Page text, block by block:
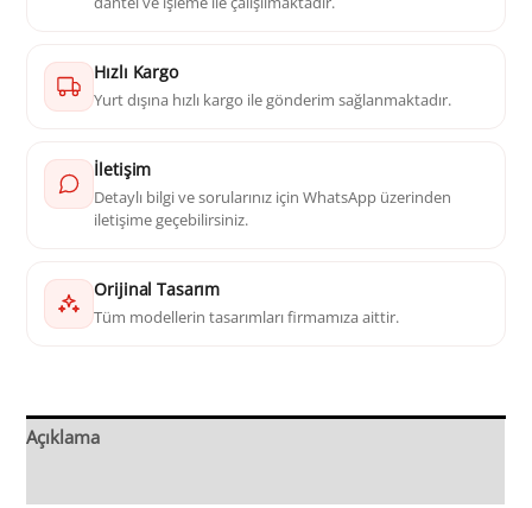
Hızlı Kargo
Yurt dışına hızlı kargo ile gönderim sağlanmaktadır.
İletişim
Detaylı bilgi ve sorularınız için WhatsApp üzerinden
iletişime geçebilirsiniz.
Orijinal Tasarım
Tüm modellerin tasarımları firmamıza aittir.
Açıklama